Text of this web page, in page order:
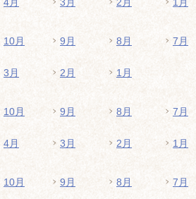
10月 9月 8月 7月
3月 2月 1月
10月 9月 8月 7月
4月 3月 2月 1月
10月 9月 8月 7月